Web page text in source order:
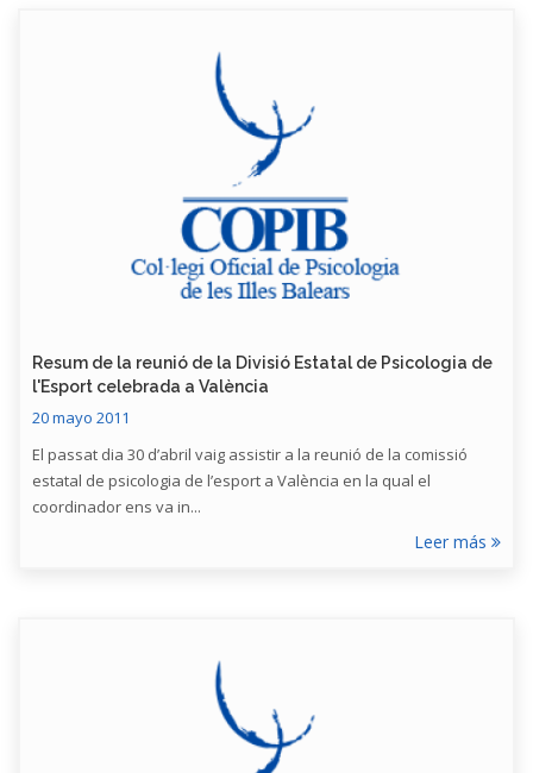
Resum de la reunió de la Divisió Estatal de Psicologia de
l'Esport celebrada a València
20 mayo 2011
El passat dia 30 d’abril vaig assistir a la reunió de la comissió
estatal de psicologia de l’esport a València en la qual el
coordinador ens va in...
Leer más